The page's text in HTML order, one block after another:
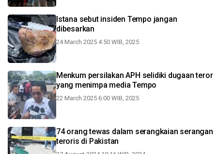
Istana sebut insiden Tempo jangan
dibesarkan
24 March 2025 4:50 WIB, 2025
Menkum persilakan APH selidiki dugaan teror
yang menimpa media Tempo
22 March 2025 6:00 WIB, 2025
74 orang tewas dalam serangkaian serangan
teroris di Pakistan